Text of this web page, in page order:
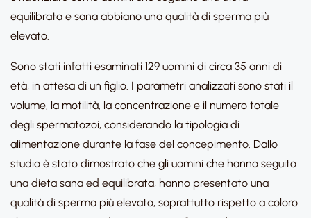
equilibrata e sana abbiano una qualità di sperma più
elevato.
Sono stati infatti esaminati 129 uomini di circa 35 anni di
età, in attesa di un figlio. I parametri analizzati sono stati il
volume, la motilità, la concentrazione e il numero totale
degli spermatozoi, considerando la tipologia di
alimentazione durante la fase del concepimento. Dallo
studio è stato dimostrato che gli uomini che hanno seguito
una dieta sana ed equilibrata, hanno presentato una
qualità di sperma più elevato, soprattutto rispetto a coloro